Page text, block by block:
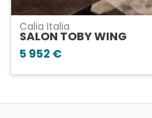
Calia Italia
SALON TOBY WING
5 952 €